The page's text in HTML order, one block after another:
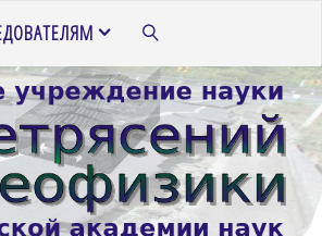
ПОИСК